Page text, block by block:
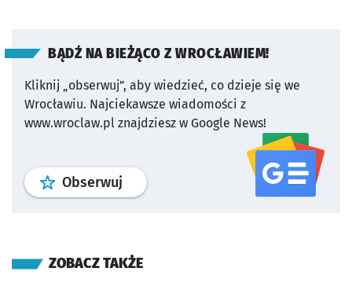
BĄDŹ NA BIEŻĄCO Z WROCŁAWIEM!
Kliknij „obserwuj”, aby wiedzieć, co dzieje się we
Wrocławiu. Najciekawsze wiadomości z
www.wroclaw.pl znajdziesz w Google News!
Obserwuj profil serwisu
ZOBACZ TAKŻE